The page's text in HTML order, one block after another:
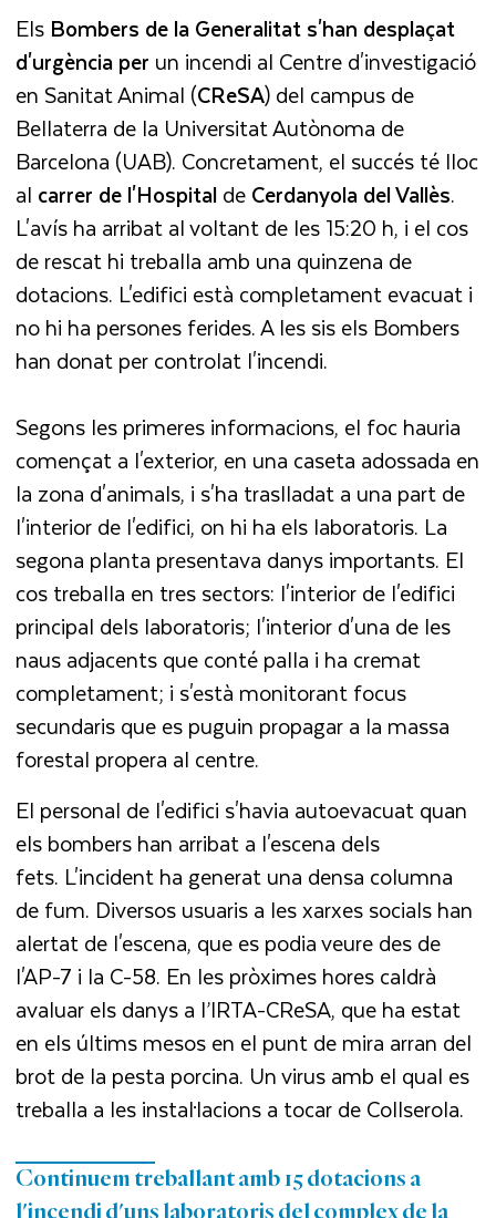
Els Bombers de la Generalitat s'han desplaçat
d'urgència per un incendi al Centre d'investigació
en Sanitat Animal (CReSA) del campus de
Bellaterra de la Universitat Autònoma de
Barcelona (UAB). Concretament, el succés té lloc
al carrer de l'HospitaldeCerdanyola del Vallès.
L'avís ha arribat al voltant de les 15:20 h, i el cos
de rescat hi treballa amb una quinzena de
dotacions. L'edifici està completament evacuat i
no hi ha persones ferides. A les sis els Bombers
han donat per controlat l'incendi.
Segons les primeres informacions, el foc hauria
començat a l'exterior, en una caseta adossada en
la zona d'animals, i s'ha traslladat a una part de
l'interior de l'edifici, on hi ha els laboratoris. La
segona planta presentava danys importants. El
cos treballa en tres sectors: l'interior de l'edifici
principal dels laboratoris; l'interior d'una de les
naus adjacents que conté palla i ha cremat
completament; i s'està monitorant focus
secundaris que es puguin propagar a la massa
forestal propera al centre.
El personal de l'edifici s'havia autoevacuat quan
els bombers han arribat a l'escena dels
fets. L'incident ha generat una densa columna
de fum. Diversos usuaris a les xarxes socials han
alertat de l'escena, que es podia veure des de
l'AP-7 i la C-58. En les pròximes hores caldrà
avaluar els danys a l’IRTA-CReSA, que ha estat
en els últims mesos en el punt de mira arran del
brot de la pesta porcina. Un virus amb el qual es
treballa a les instal·lacions a tocar de Collserola.
Continuem treballant amb 15 dotacions a
l'incendi d'uns laboratoris del complex de la